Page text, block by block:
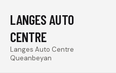
LANGES AUTO
CENTRE
Langes Auto Centre
Queanbeyan